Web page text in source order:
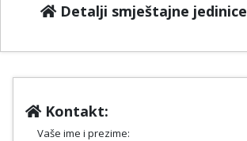
Detalji smještajne jedinice
Kontakt:
Vaše ime i prezime: